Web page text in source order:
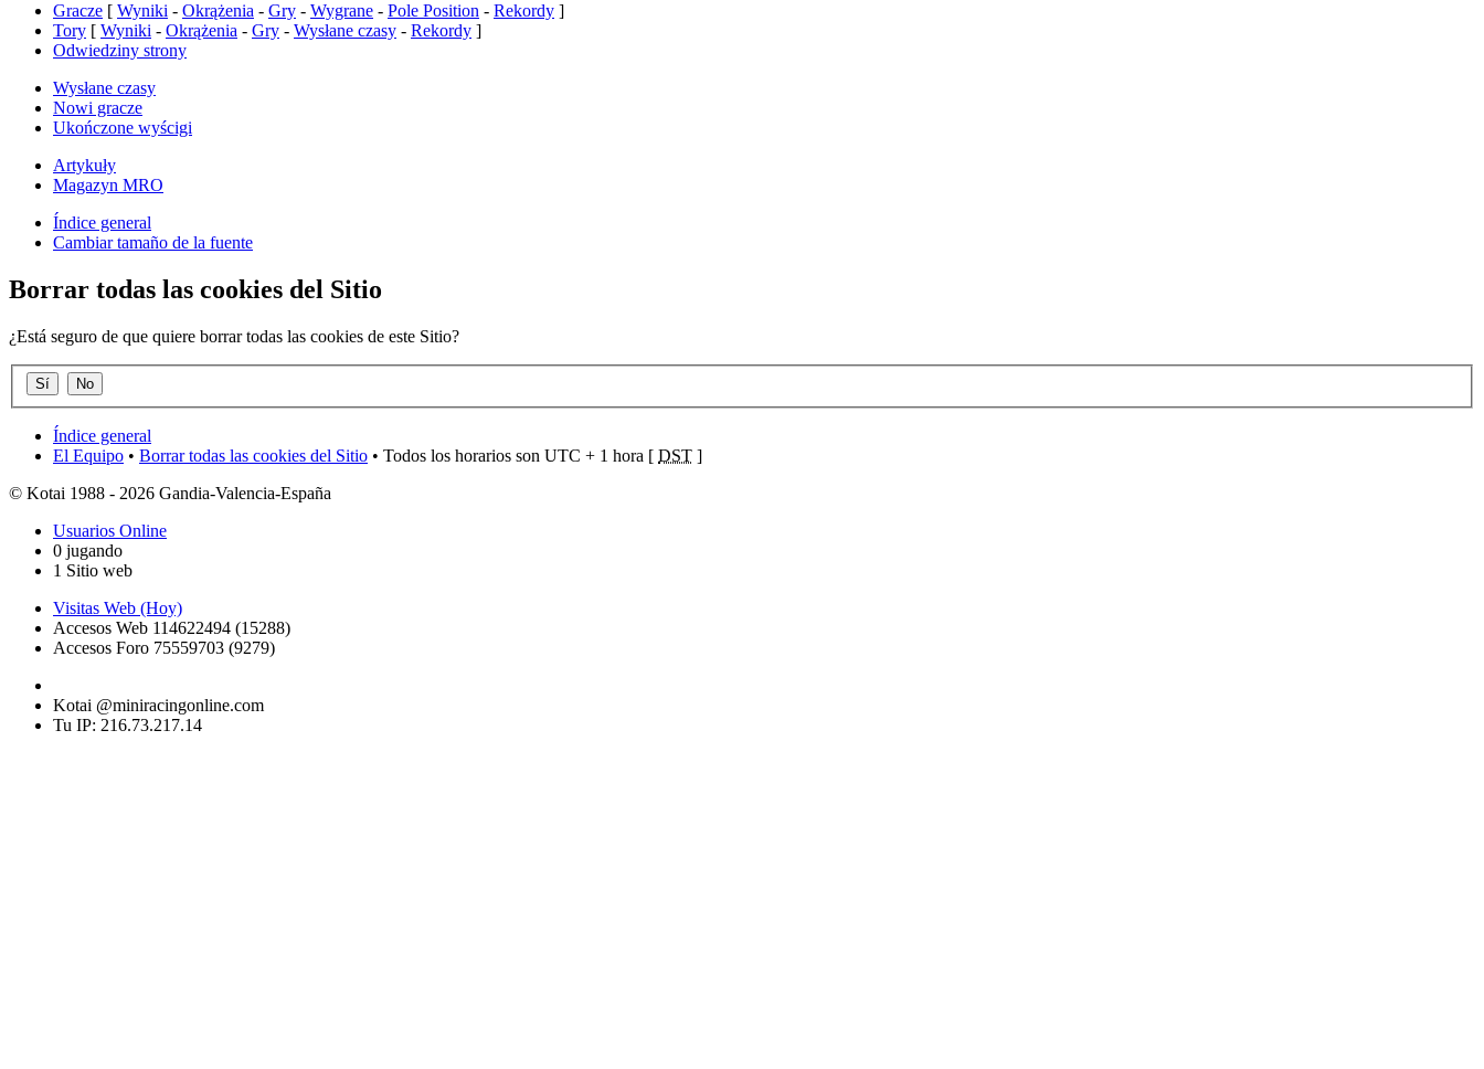
Gracze [ Wyniki - Okrążenia - Gry - Wygrane - Pole Position - Rekordy ]
Tory [ Wyniki - Okrążenia - Gry - Wysłane czasy - Rekordy ]
Odwiedziny strony
Wysłane czasy
Nowi gracze
Ukończone wyścigi
Artykuły
Magazyn MRO
Índice general
Cambiar tamaño de la fuente
Borrar todas las cookies del Sitio
¿Está seguro de que quiere borrar todas las cookies de este Sitio?
Índice general
El Equipo • Borrar todas las cookies del Sitio • Todos los horarios son UTC + 1 hora [ DST ]
© Kotai 1988 - 2026 Gandia-Valencia-España
Usuarios Online
0 jugando
1 Sitio web
Visitas Web (Hoy)
Accesos Web 114622494 (15288)
Accesos Foro 75559703 (9279)
Kotai @miniracingonline.com
Tu IP: 216.73.217.14